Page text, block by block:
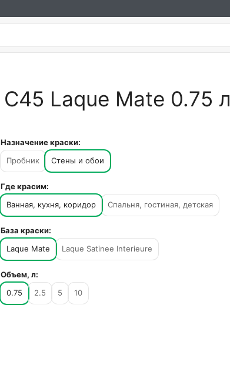
Laque Mate 0.75 л
Назначение краски:
Пробник
Стены и обои
Где красим:
Ванная, кухня, коридор
Спальня, гостиная, детская
База краски:
Laque Mate
Laque Satinee Interieure
Объем, л:
0.75
2.5 5 10